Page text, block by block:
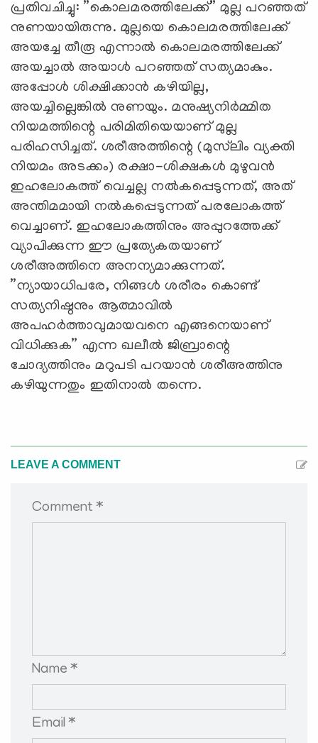
പ്രതിവചിച്ചു: ”കൊലമരത്തിലേക്ക്” മുല്ല പറഞ്ഞത്
നുണയായിരുന്നു. മുല്ലയെ കൊലമരത്തിലേക്ക്
അയച്ചേ തീരൂ എന്നാല്‍ കൊലമരത്തിലേക്ക്
അയച്ചാല്‍ അയാള്‍ പറഞ്ഞത് സത്യമാകും.
അപ്പോള്‍ ശിക്ഷിക്കാന്‍ കഴിയില്ല,
അയച്ചില്ലെങ്കില്‍ നുണയും. മനുഷ്യനിര്‍മ്മിത
നിയമത്തിന്റെ പരിമിതിയെയാണ് മുല്ല
പരിഹസിച്ചത്. ശരീഅത്തിന്റെ (മുസ്‌ലിം വ്യക്തി
നിയമം അടക്കം) രക്ഷാ-ശിക്ഷകള്‍ മുഴുവന്‍
ഇഹലോകത്ത് വെച്ചല്ല നല്‍കപ്പെടുന്നത്, അത്
അന്തിമമായി നല്‍കപ്പെടുന്നത് പരലോകത്ത്
വെച്ചാണ്. ഇഹലോകത്തിനും അപ്പുറത്തേക്ക്
വ്യാപിക്കുന്ന ഈ പ്രത്യേകതയാണ്
ശരീഅത്തിനെ അനന്യമാക്കുന്നത്.
”ന്യായാധിപരേ, നിങ്ങള്‍ ശരീരം കൊണ്ട്
സത്യനിഷ്ഠനും ആത്മാവില്‍
അപഹര്‍ത്താവുമായവനെ എങ്ങനെയാണ്
വിധിക്കുക” എന്ന ഖലീല്‍ ജിബ്രാന്റെ
ചോദ്യത്തിനും മറുപടി പറയാന്‍ ശരീഅത്തിനു
കഴിയുന്നതും ഇതിനാല്‍ തന്നെ.
LEAVE A COMMENT
Comment *
Name *
Email *